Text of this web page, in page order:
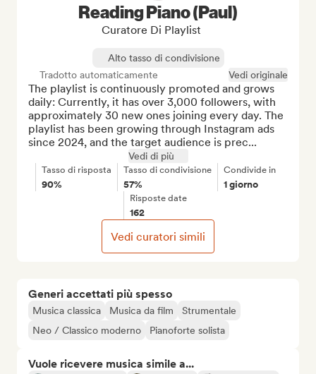
Generi accettati più spesso
Musica classica Musica da film
Strumentale
Neo / Classico moderno
Pianoforte solista
Vuole ricevere musica simile a...
Reading Piano (Paul)
Curatore Di Playlist
Alto tasso di condivisione
Tradotto automaticamente
Vedi originale
The playlist is continuously promoted and grows
daily: Currently, it has over 3,000 followers, with
approximately 30 new ones joining every day. The
playlist has been growing through Instagram ads
since 2024, and the target audience is prec...
Vedi di più
Tasso di risposta
90%
Tasso di condivisione
57%
Condivide in
1 giorno
Risposte date
162
Vedi curatori simili